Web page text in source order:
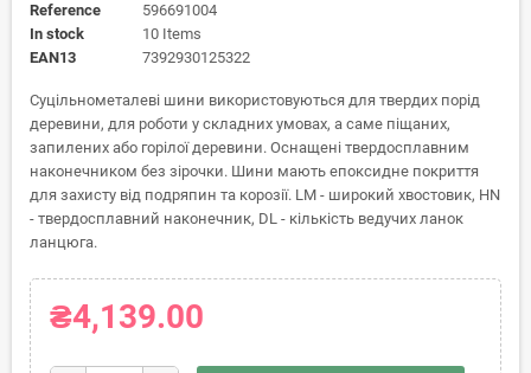
Reference
596691004
In stock
10 Items
EAN13
7392930125322
Суцільнометалеві шини використовуються для твердих порід
деревини, для роботи у складних умовах, а саме піщаних,
запилених або горілої деревини. Оснащені твердосплавним
наконечником без зірочки. Шини мають епоксидне покриття
для захисту від подряпин та корозії. LM - широкий хвостовик, HN
- твердосплавний наконечник, DL - кількість ведучих ланок
ланцюга.
₴4,139.00